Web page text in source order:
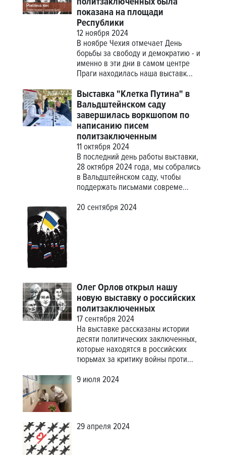
показана на площади
Республики
12 ноября 2024
В ноябре Чехия отмечает День
борьбы за свободу и демократию - и
именно в эти дни в самом центре
Праги находилась наша выставк...
Выставка "Клетка Путина" в
Вальдштейнском саду
завершилась воркшопом по
написанию писем
политзаключенным
11 октября 2024
В последний день работы выставки,
28 октября 2024 года, мы собрались
в Вальдштейнском саду, чтобы
поддержать письмами совреме...
20 сентября 2024
Олег Орлов открыл нашу
новую выставку о российских
политзаключенных
17 сентября 2024
На выставке рассказаны истории
десяти политических заключенных,
которые находятся в российских
тюрьмах за критику войны проти...
9 июля 2024
29 апреля 2024